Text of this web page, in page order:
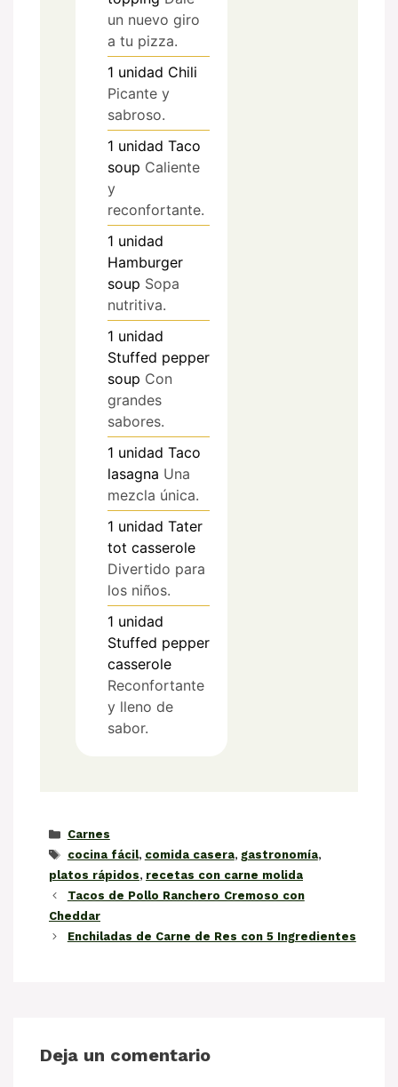
un nuevo giro
a tu pizza.
1 unidad Chili
Picante y
sabroso.
1 unidad Taco
soup Caliente
y
reconfortante.
1 unidad
Hamburger
soup Sopa
nutritiva.
1 unidad
Stuffed pepper
soup Con
grandes
sabores.
1 unidad Taco
lasagna Una
mezcla única.
1 unidad Tater
tot casserole
Divertido para
los niños.
1 unidad
Stuffed pepper
casserole
Reconfortante
y lleno de
sabor.
Categorías
Carnes
Etiquetas
cocina fácil, comida casera, gastronomía,
platos rápidos, recetas con carne molida
Tacos de Pollo Ranchero Cremoso con
Cheddar
Enchiladas de Carne de Res con 5 Ingredientes
Deja un comentario